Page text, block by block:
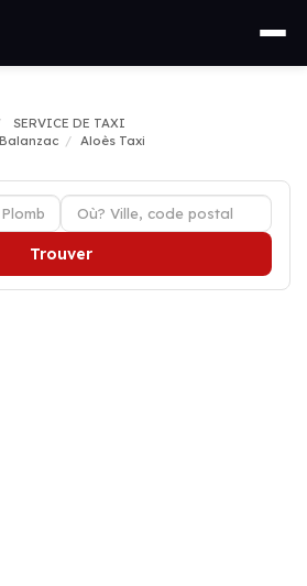
SERVICE DE TAXI
Aloès Taxi
Trouver